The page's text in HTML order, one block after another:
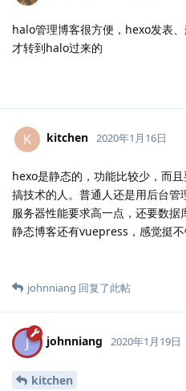
halo管理博客很方便，hexo发表
才转到halo过来的
K kitchen 2020年1月16日
hexo是静态的，功能比较少，而
搞技术的人。普通人还是用后台
服务器性能要求高一点，还要数据
静态博客还有vuepress，感觉挺
johnniang 回复了此帖
J johnniang 2020年1月19日
kitchen